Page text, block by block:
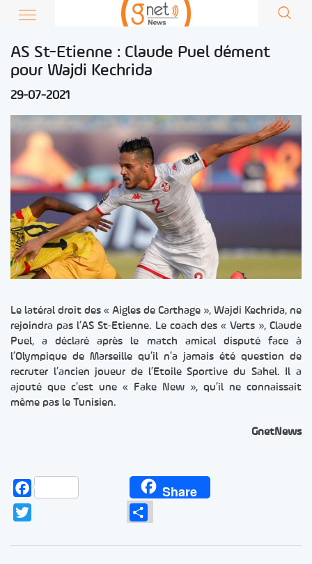
AS St-Etienne : Claude Puel dément
pour Wajdi Kechrida
29-07-2021
Le latéral droit des « Aigles de Carthage », Wajdi Kechrida, ne
rejoindra pas l’AS St-Etienne. Le coach des « Verts », Claude
Puel, a déclaré après le match amical disputé face à
l’Olympique de Marseille qu’il n’a jamais été question de
recruter l’ancien joueur de l’Etoile Sportive du Sahel. Il a
ajouté que c’est une « Fake New », qu’il ne connaissait
même pas le Tunisien.
GnetNews
Facebook Share
Partager